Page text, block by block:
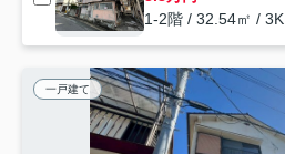
1-2階 / 32.54㎡ / 3K
一戸建て